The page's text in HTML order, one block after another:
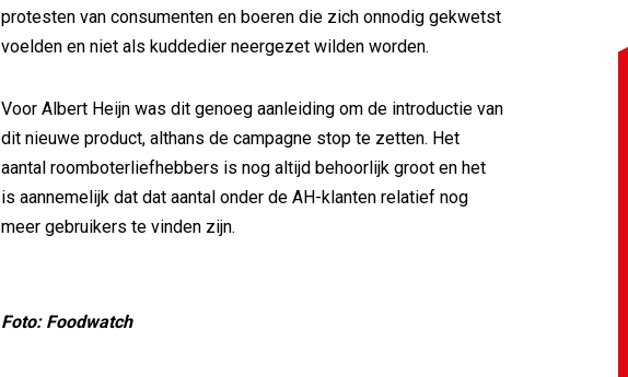
protesten van consumenten en boeren die zich onnodig gekwetst
voelden en niet als kuddedier neergezet wilden worden.
Voor Albert Heijn was dit genoeg aanleiding om de introductie van
dit nieuwe product, althans de campagne stop te zetten. Het
aantal roomboterliefhebbers is nog altijd behoorlijk groot en het
is aannemelijk dat dat aantal onder de AH-klanten relatief nog
meer gebruikers te vinden zijn.
Foto: Foodwatch